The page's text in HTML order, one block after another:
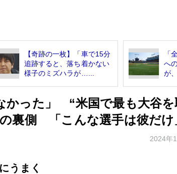
【奇跡の一枚】「車で15分
追跡すると、落ち着かない
様子のミズハラが…...
「
へ
が
かった」 “米国で最も大谷を
裏側 「こんな選手は彼だけ
2024年
うまく